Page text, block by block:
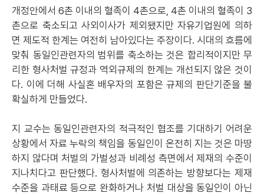
개정안에서 6촌 이내의 혈족이 4촌으로, 4촌 이내의 혈족이 3
촌으로 축소되고 사외이사가 제외됐지만 자유기업원에 의하
면 제도적 한계는 여전히 남아있다는 주장이다. 시대의 흐름에
맞춰 동일인관련자의 범위를 축소하는 것은 합리적이지만 무
리한 형사처벌 규정과 역외규제의 한계는 개선되지 않은 것이
다. 이에 더해 사실혼 배우자의 포함은 규제의 판단기준을 불
확실하게 만들었다.
지 교수는 동일인관련자의 적극적인 협조를 기대하기 어려운
상황에서 자료 누락의 책임을 동일인이 온전히 지는 것은 마땅
하지 않다며 처벌의 가벌성과 비례성 측면에서 제재의 수준이
지나치다고 판단했다. 형사처벌에 의존하는 방향보다는 제재
수준을 과태료 등으로 완화하거나 처벌 대상을 동일인이 아닌